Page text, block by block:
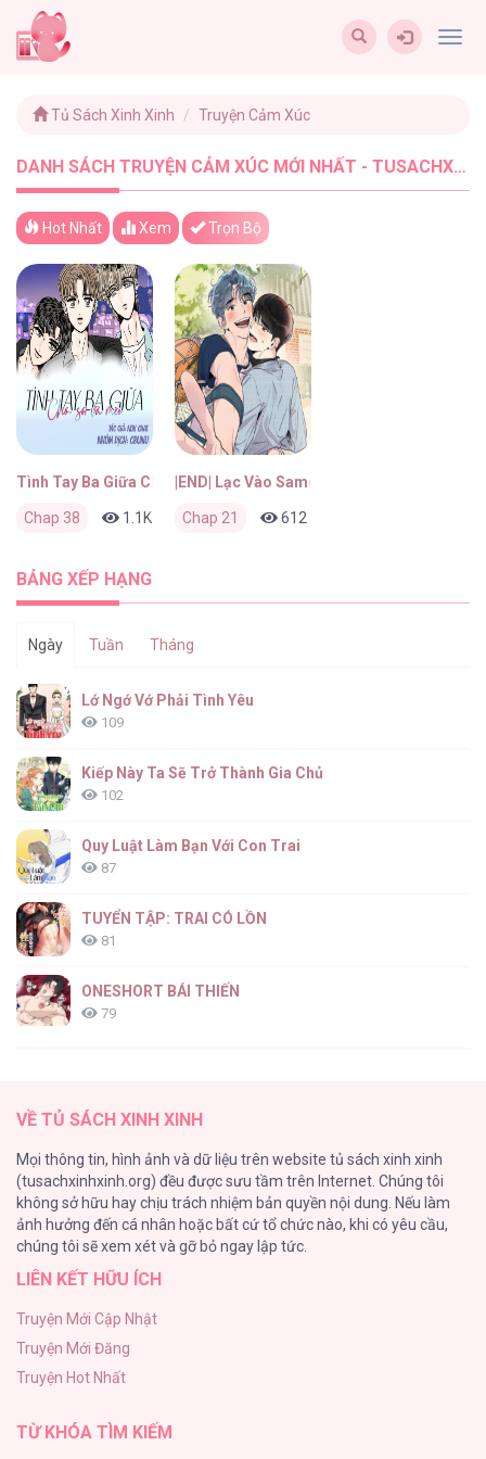
Tủ Sách Xinh Xinh Truyện Cảm Xúc
DANH SÁCH TRUYỆN CẢM XÚC MỚI NHẤT - TUSACHXINHXINH (2)
Hot Nhất Xem Trọn Bộ
Tình Tay Ba Giữa Chó, Sói Và Mèo
Chap 38 1.1K 0 2 tháng trước
|END| Lạc Vào Samcheonpo
Chap 21 612
BẢNG XẾP HẠNG
Ngày Tuần Tháng
Lớ Ngớ Vớ Phải Tình Yêu
109
Kiếp Này Ta Sẽ Trở Thành Gia Chủ
102
Quy Luật Làm Bạn Với Con Trai
87
TUYỂN TẬP: TRAI CÓ LỒN
81
ONESHORT BÁI THIẾN
79
72
Hầu Nữ Bị Nguyền Rủa Trong Lâu Đài Của Công Tước
68
CẨN THẬN TRĂNG TRÒN THÁNG 3 ĐẤY
Tuyển Tập Manhwa Ngắn Bạo Dăm
49
VỀ TỦ SÁCH XINH XINH
Mọi thông tin, hình ảnh và dữ liệu trên website tủ sách xinh xinh
(tusachxinhxinh.org) đều được sưu tầm trên Internet. Chúng tôi
không sở hữu hay chịu trách nhiệm bản quyền nội dung. Nếu làm
ảnh hưởng đến cá nhân hoặc bất cứ tổ chức nào, khi có yêu cầu,
chúng tôi sẽ xem xét và gỡ bỏ ngay lập tức.
LIÊN KẾT HỮU ÍCH
Truyện Mới Cập Nhật
Truyện Mới Đăng
Truyện Hot Nhất
TỪ KHÓA TÌM KIẾM